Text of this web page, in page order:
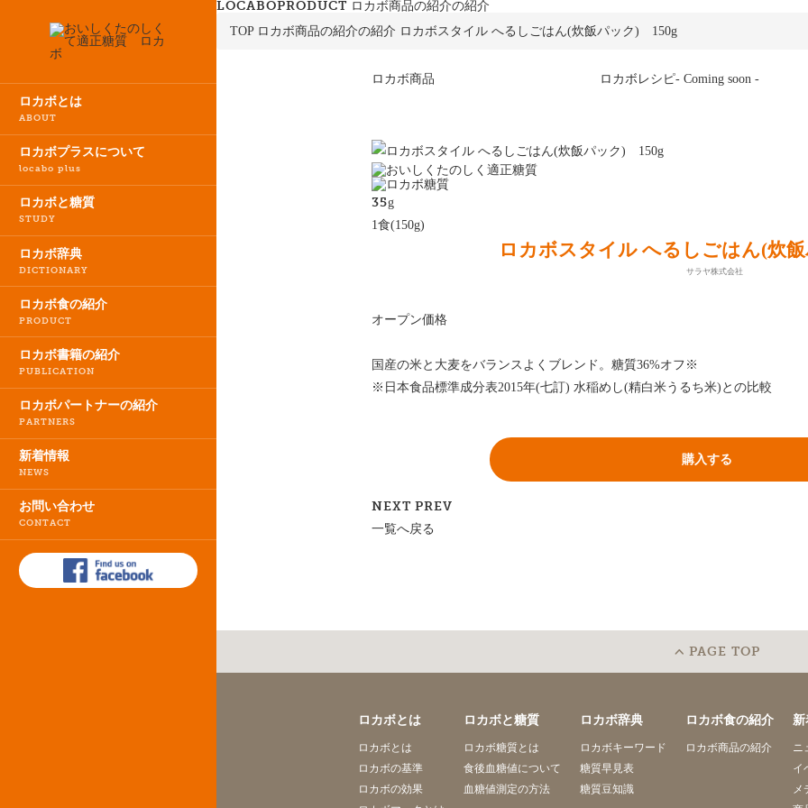
ロカボとは
ABOUT
ロカボプラスについて
locabo plus
ロカボと糖質
STUDY
ロカボ辞典
DICTIONARY
ロカボ食の紹介
PRODUCT
ロカボ書籍の紹介
PUBLICATION
ロカボパートナーの紹介
PARTNERS
新着情報
NEWS
お問い合わせ
CONTACT
LOCABOPRODUCT ロカボ商品の紹介の紹介
TOP ロカボ商品の紹介の紹介 ロカボスタイル へるしごはん(炊飯パック) 150g
ロカボ商品 ロカボレシピ- Coming soon -
35g
1食(150g)
ロカボスタイル へるしごはん(炊
サラヤ株式会社
オープン価格
国産の米と大麦をバランスよくブレンド。糖質36%オフ※
※日本食品標準成分表2015年(七訂) 水稲めし(精白米うるち米)との比較
購入する
NEXT PREV
一覧へ戻る
PAGE TOP
ロカボとは
ロカボとは
ロカボの基準
ロカボの効果
ロカボと糖質
ロカボ糖質とは
食後血糖値について
血糖値測定の方法
ロカボ辞典
ロカボキーワード
糖質早見表
糖質豆知識
ロカボ食の紹介
ロカボ商品の紹介
新
ニ
イ
メ